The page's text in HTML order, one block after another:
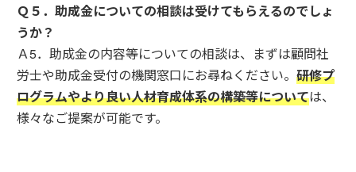
Ｑ５．助成金についての相談は受けてもらえるのでしょ
うか？
Ａ5．助成金の内容等についての相談は、まずは顧問社
労士や助成金受付の機関窓口にお尋ねください。研修プ
ログラムやより良い人材育成体系の構築等については、
様々なご提案が可能です。